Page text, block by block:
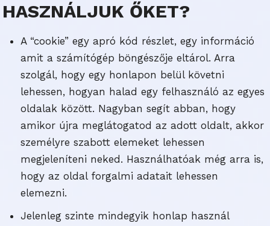
HASZNÁLJUK ŐKET?
A “cookie” egy apró kód részlet, egy információ
amit a számítógép böngészője eltárol. Arra
szolgál, hogy egy honlapon belül követni
lehessen, hogyan halad egy felhasználó az egyes
oldalak között. Nagyban segít abban, hogy
amikor újra meglátogatod az adott oldalt, akkor
személyre szabott elemeket lehessen
megjeleníteni neked. Használhatóak még arra is,
hogy az oldal forgalmi adatait lehessen
elemezni.
Jelenleg szinte mindegyik honlap használ